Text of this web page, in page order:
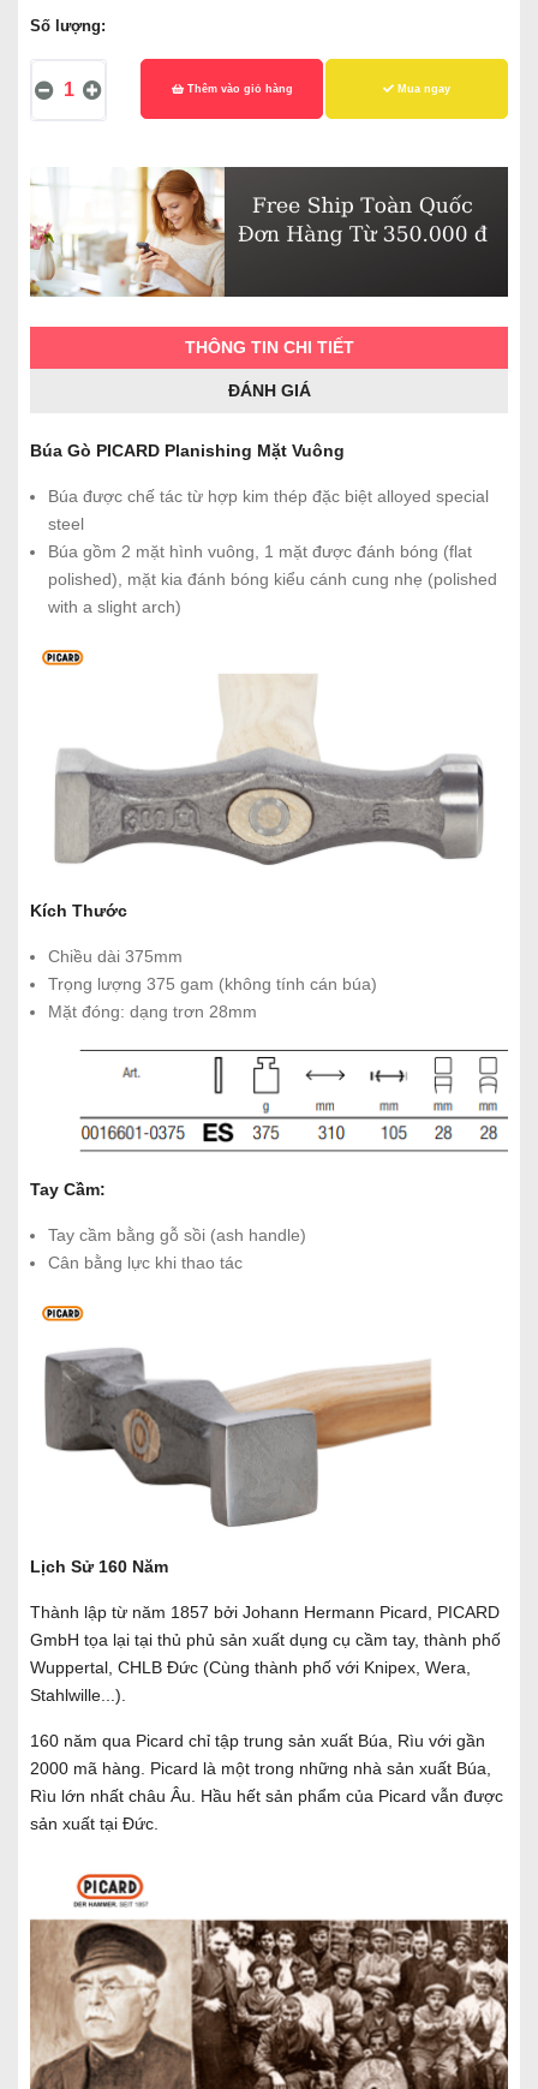
Số lượng:
Thêm vào giỏ hàng Mua ngay
THÔNG TIN CHI TIẾT
ĐÁNH GIÁ
Búa Gò PICARD Planishing Mặt Vuông
Búa được chế tác từ hợp kim thép đặc biệt alloyed special
steel
Búa gồm 2 mặt hình vuông, 1 mặt được đánh bóng (flat
polished), mặt kia đánh bóng kiểu cánh cung nhẹ (polished
with a slight arch)
Kích Thước
Chiều dài 375mm
Trọng lượng 375 gam (không tính cán búa)
Mặt đóng: dạng trơn 28mm
Tay Cầm:
Tay cầm bằng gỗ sồi (ash handle)
Cân bằng lực khi thao tác
Lịch Sử 160 Năm
Thành lập từ năm 1857 bởi Johann Hermann Picard, PICARD
GmbH tọa lại tại thủ phủ sản xuất dụng cụ cầm tay, thành phố
Wuppertal, CHLB Đức (Cùng thành phố với Knipex, Wera,
Stahlwille...).
160 năm qua Picard chỉ tập trung sản xuất Búa, Rìu với gần
2000 mã hàng. Picard là một trong những nhà sản xuất Búa,
Rìu lớn nhất châu Âu. Hầu hết sản phẩm của Picard vẫn được
sản xuất tại Đức.